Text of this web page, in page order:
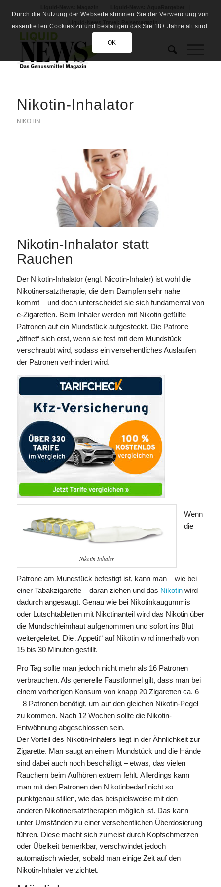
Nikotin-Inhalator
NIKOTIN
Nikotin-Inhalator statt
Rauchen
Der Nikotin-Inhalator (engl. Nicotin-Inhaler) ist wohl die
Nikotinersatztherapie, die dem Dampfen sehr nahe
kommt – und doch unterscheidet sie sich fundamental von
e-Zigaretten. Beim Inhaler werden mit Nikotin gefüllte
Patronen auf ein Mundstück aufgesteckt. Die Patrone
„öffnet“ sich erst, wenn sie fest mit dem Mundstück
verschraubt wird, sodass ein versehentliches Auslaufen
der Patronen verhindert wird.
Nikotin Inhaler
Wenn
die
Patrone am Mundstück befestigt ist, kann man – wie bei
einer Tabakzigarette – daran ziehen und das Nikotinwird
dadurch angesaugt. Genau wie bei Nikotinkaugummis
oder Lutschtabletten mit Nikotinanteil wird das Nikotin über
die Mundschleimhaut aufgenommen und sofort ins Blut
weitergeleitet. Die „Appetit“ auf Nikotin wird innerhalb von
15 bis 30 Minuten gestillt.
Pro Tag sollte man jedoch nicht mehr als 16 Patronen
verbrauchen. Als generelle Faustformel gilt, dass man bei
einem vorherigen Konsum von knapp 20 Zigaretten ca. 6
– 8 Patronen benötigt, um auf den gleichen Nikotin-Pegel
zu kommen. Nach 12 Wochen sollte die Nikotin-
Entwöhnung abgeschlossen sein.
Der Vorteil des Nikotin-Inhalers liegt in der Ähnlichkeit zur
Zigarette. Man saugt an einem Mundstück und die Hände
sind dabei auch noch beschäftigt – etwas, das vielen
Rauchern beim Aufhören extrem fehlt. Allerdings kann
man mit den Patronen den Nikotinbedarf nicht so
punktgenau stillen, wie das beispielsweise mit den
anderen Nikotinersatztherapien möglich ist. Das kann
unter Umständen zu einer versehentlichen Überdosierung
führen. Diese macht sich zumeist durch Kopfschmerzen
oder Übelkeit bemerkbar, verschwindet jedoch
automatisch wieder, sobald man einige Zeit auf den
Nikotin-Inhaler verzichtet.
Durch die Nutzung der Webseite stimmen Sie der Verwendung von
essentiellen Cookies zu und bestätigen das Sie 18+ Jahre alt sind.
OK